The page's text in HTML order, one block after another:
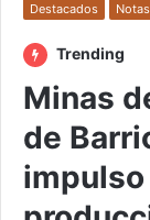
Destacados
Trending
Minas
de